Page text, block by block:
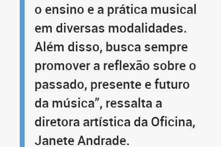
o ensino e a prática musical
em diversas modalidades.
Além disso, busca sempre
promover a reflexão sobre o
passado, presente e futuro
da música”, ressalta a
diretora artística da Oficina,
Janete Andrade.